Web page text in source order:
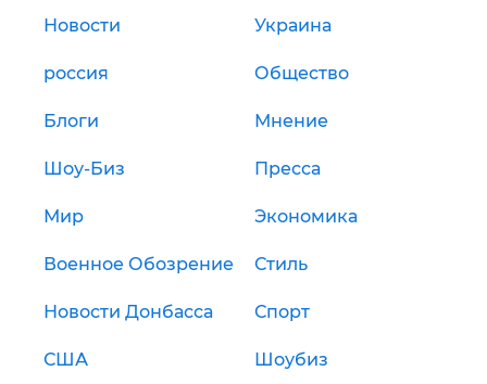
Новости Украина
россия Общество
Блоги Мнение
Шоу-Биз Пресса
Мир Экономика
Военное Обозрение Стиль
Новости Донбасса Спорт
США Шоубиз